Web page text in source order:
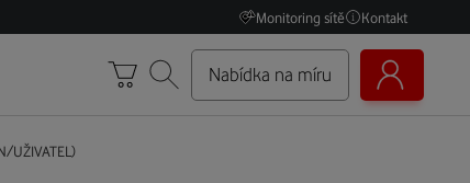
Monitoring sítě Kontakt
Nabídka na míru
UŽIVATEL)